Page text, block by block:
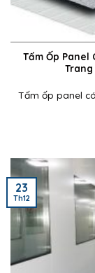
Tấm Ốp Panel
Trang
Tấm ốp panel
23
Th12